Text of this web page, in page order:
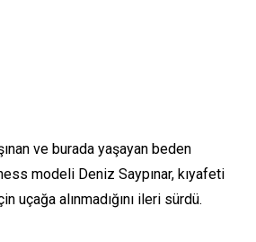
ve burada yaşayan beden
modeli Deniz Saypınar, kıyafeti
uçağa alınmadığını ileri sürdü.